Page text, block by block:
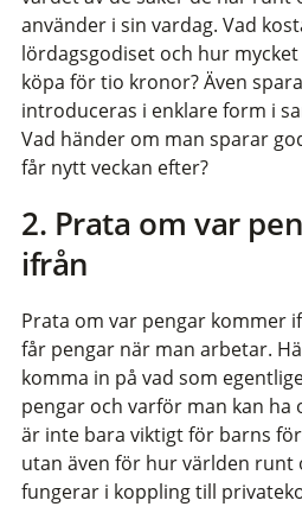
använder i sin vardag. Vad
lördagsgodiset och hur
köpa för tio kronor? Även
introduceras i enklare form i
Vad händer om man sparar
får nytt veckan efter?
2. Prata om var
ifrån
Prata om var pengar kommer
får pengar när man arbetar.
komma in på vad som
pengar och varför man kan ha
är inte bara viktigt för barns
utan även för hur världen runt
fungerar i koppling till